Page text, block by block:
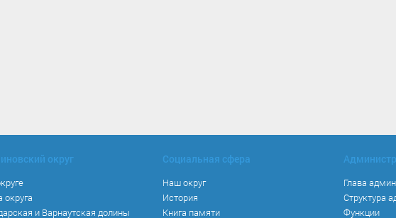
округ
округа
и Варнаутская долины
Социальная сфера
Наш округ
История
Книга памяти
Глава
Структура
Функции